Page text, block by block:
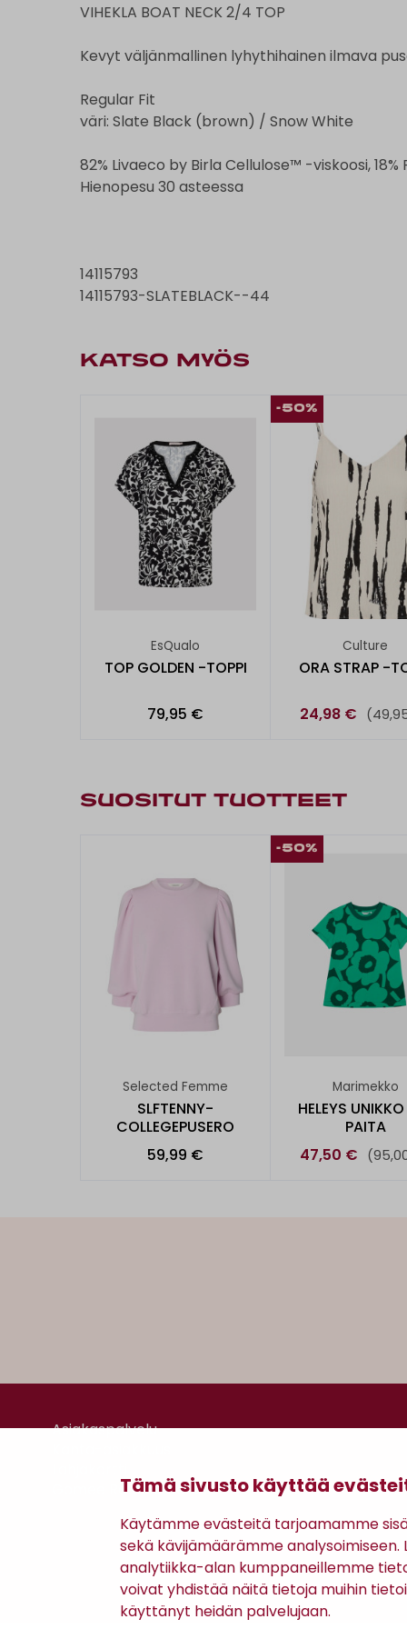
Tämä sivusto käyttää
Käytämme evästeitä tarjoamamme
sekä kävijämäärämme analysoimiseen.
analytiikka-alan kumppaneillemme
voivat yhdistää näitä tietoja muihin
käyttänyt heidän palvelujaan.
VIHEKLA BOAT NECK 2/4 TOP
Kevyt väljänmallinen lyhythihainen ilmava
Regular Fit
väri: Slate Black (brown) / Snow White
82% Livaeco by Birla Cellulose™ -viskoosi, 18%
Hienopesu 30 asteessa
14115793
14115793-SLATEBLACK--44
KATSO MYÖS
EsQualo
TOP GOLDEN -TOPPI
79,95 €
-50%
Culture
ORA STRAP -
24,98 €
SUOSITUT TUOTTEET
Selected Femme
SLFTENNY-
COLLEGEPUSERO
59,99 €
-50%
Marimekko
HELEYS
PAITA
47,50 €
Asiakaspalvelu
Gomee Ratsula Café